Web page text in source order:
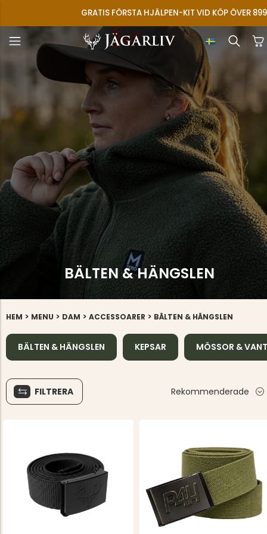
GRATIS FÖRSTA HJÄLPEN-KIT VID KÖP ÖVER
BÄLTEN & HÄNGSLEN
HEM > MENU > DAM > ACCESSOARER > BÄLTEN & HÄNGSLEN
BÄLTEN & HÄNGSLEN KEPSAR MÖSSOR &
FILTRERA Rekommenderade